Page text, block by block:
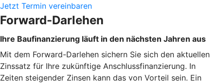
Jetzt Termin vereinbaren
Forward-Darlehen
Ihre Baufinanzierung läuft in den nächsten Jahren aus
Mit dem Forward-Darlehen sichern Sie sich den aktuellen
Zinssatz für Ihre zukünftige Anschlussfinanzierung. In
Zeiten steigender Zinsen kann das von Vorteil sein. Ein